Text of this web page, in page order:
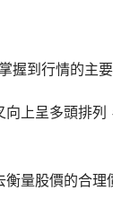
握到行情的主要
上呈多頭排
量股價的合